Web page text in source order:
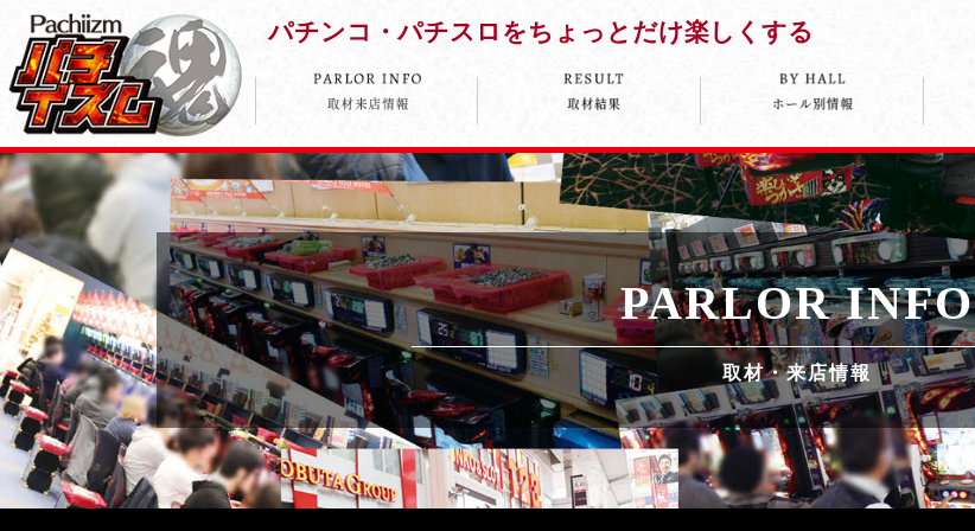
パチンコ・パチスロをちょっとだけ楽しくする
PARLOR INFO
取材・来店情報